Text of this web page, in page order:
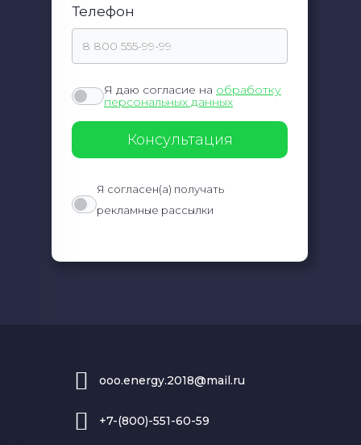
Телефон
Я даю согласие на обработку
персональных данных
Я согласен(а) получать
рекламные рассылки
ooo.energy.2018@mail.ru
+7-(800)-551-60-59